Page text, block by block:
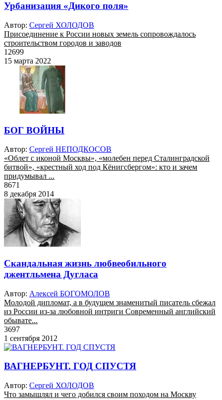
Урбанизация «Дикого поля»
Автор: Сергей ХОЛОДОВ
Присоединение к России новых земель сопровождалось
строительством городов и заводов
12699
15 марта 2022
БОГ ВОЙНЫ
Автор: Сергей НЕПОДКОСОВ
«Облет с иконой Москвы», «молебен перед Сталинградской
битвой», «крестный ход под Кёнигсбергом»: кто и зачем
придумывал ...
8671
8 декабря 2014
Скандальная жизнь любвеобильного
джентльмена Дугласа
Автор: Алексей БОГОМОЛОВ
Молодой дипломат, а в будущем знаменитый писатель сбежал
из России из-за любовной интриги Современный английский
обывате...
3697
1 сентября 2012
ВАГНЕРБУНТ. ГОД СПУСТЯ
Автор: Сергей ХОЛОДОВ
Что замышлял и чего добился своим походом на Москву